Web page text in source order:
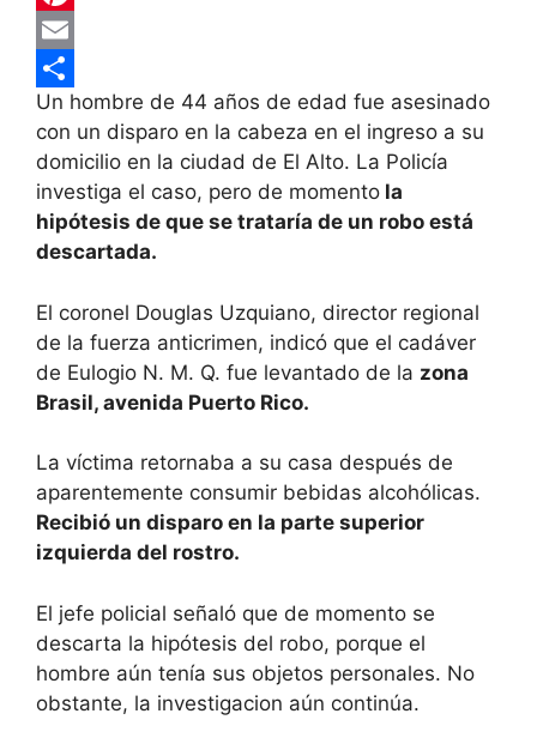
b
o
o
k
t
s
A
p
p
t
e
r
e
e
g
r
a
m
P
n
t
e
r
e
s
t
E
m
a
i
l
C
o
m
p
a
r
t
i
r
Un hombre de 44 años de edad fue asesinado
con un disparo en la cabeza en el ingreso a su
domicilio en la ciudad de El Alto. La Policía
investiga el caso, pero de momento la
hipótesis de que se trataría de un robo está
descartada.
El coronel Douglas Uzquiano, director regional
de la fuerza anticrimen, indicó que el cadáver
de Eulogio N. M. Q. fue levantado de la zona
Brasil, avenida Puerto Rico.
La víctima retornaba a su casa después de
aparentemente consumir bebidas alcohólicas.
Recibió un disparo en la parte superior
izquierda del rostro.
El jefe policial señaló que de momento se
descarta la hipótesis del robo, porque el
hombre aún tenía sus objetos personales. No
obstante, la investigacion aún continúa.